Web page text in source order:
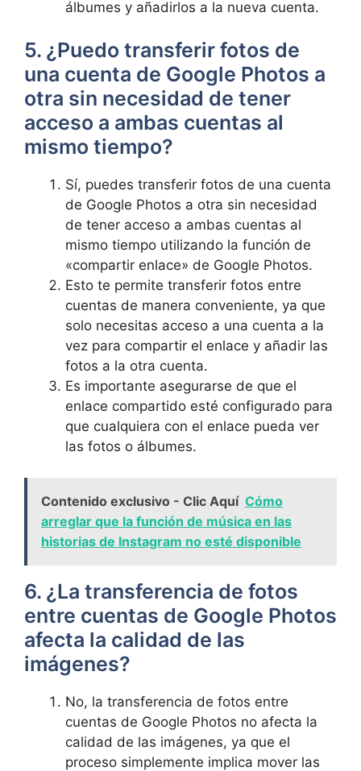
álbumes ‌y añadirlos a la nueva cuenta.
5. ¿Puedo transferir fotos de
una cuenta de Google Photos a
‍otra sin necesidad de tener
acceso a ambas⁣ cuentas al
mismo tiempo?
Sí, puedes transferir fotos⁣ de una cuenta
de Google Photos a ⁢otra sin necesidad
de tener acceso a ambas cuentas al
‍mismo tiempo‌ utilizando la función de
«compartir enlace» de⁤ Google Photos.
Esto te permite ‌transferir fotos entre
cuentas de manera conveniente, ya que
solo necesitas acceso a una cuenta a​ la
vez para compartir el⁣ enlace y añadir las
fotos a la otra cuenta.
Es importante asegurarse de que ‍el
enlace compartido esté configurado para
que cualquiera con el enlace pueda ver
las fotos o álbumes.
Contenido exclusivo - Clic Aquí Cómo
arreglar que la función de música en las
historias de Instagram no esté disponible
6. ¿La transferencia de fotos
entre cuentas de Google ‍Photos
afecta la calidad de las
imágenes?
No, la transferencia de ⁢fotos entre
cuentas de Google ⁢Photos no afecta la
calidad de las imágenes, ya que el​
proceso‍ simplemente implica mover las